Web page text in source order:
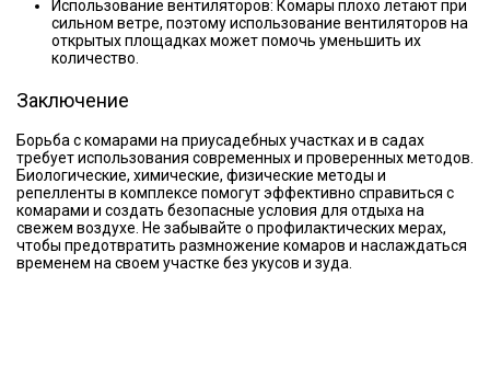
Использование вентиляторов: Комары плохо летают при
сильном ветре, поэтому использование вентиляторов на
открытых площадках может помочь уменьшить их
количество.
Заключение
Борьба с комарами на приусадебных участках и в садах
требует использования современных и проверенных методов.
Биологические, химические, физические методы и
репелленты в комплексе помогут эффективно справиться с
комарами и создать безопасные условия для отдыха на
свежем воздухе. Не забывайте о профилактических мерах,
чтобы предотвратить размножение комаров и наслаждаться
временем на своем участке без укусов и зуда.